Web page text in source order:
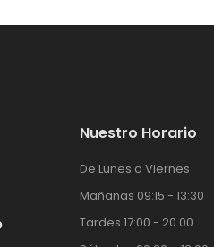
Nuestro Horario
De Lunes a Viernes
Mañanas 09:15 - 13:30
Tardes 17:00 - 20.00